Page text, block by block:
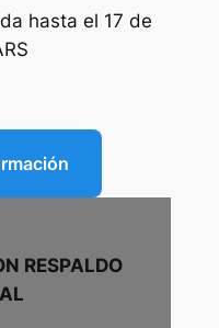
hasta el 17 de
RESPALDO